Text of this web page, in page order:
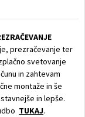
prezračevanje ter
svetovanje
in zahtevam
montaže in še
in lepše.
TUKAJ.